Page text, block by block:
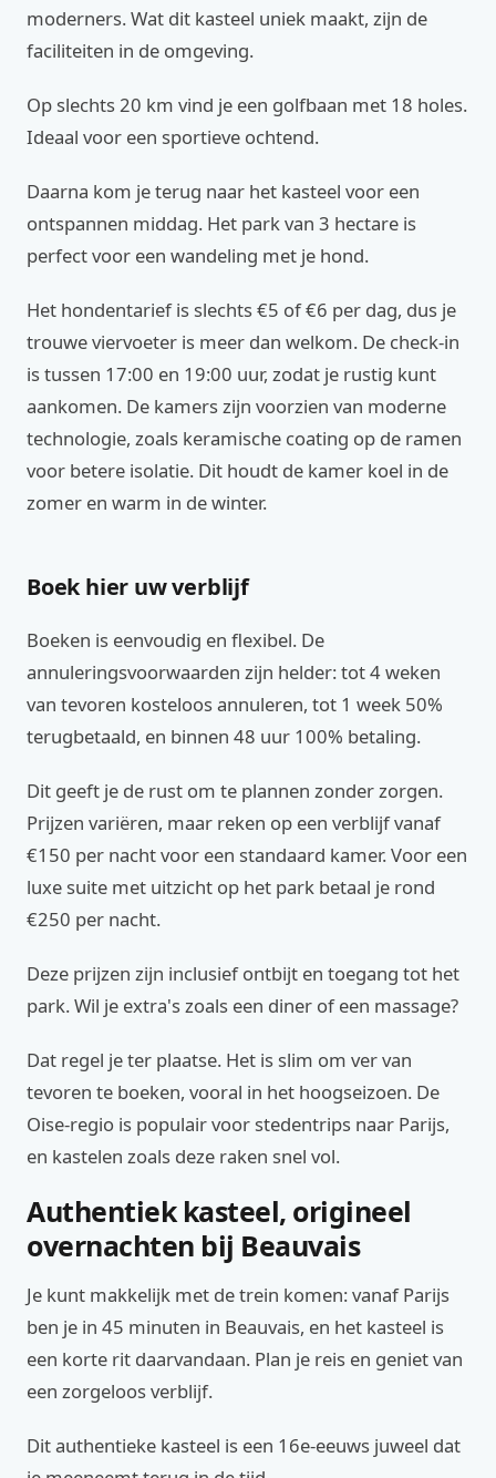
moderners. Wat dit kasteel uniek maakt, zijn de
faciliteiten in de omgeving.
Op slechts 20 km vind je een golfbaan met 18 holes.
Ideaal voor een sportieve ochtend.
Daarna kom je terug naar het kasteel voor een
ontspannen middag. Het park van 3 hectare is
perfect voor een wandeling met je hond.
Het hondentarief is slechts €5 of €6 per dag, dus je
trouwe viervoeter is meer dan welkom. De check-in
is tussen 17:00 en 19:00 uur, zodat je rustig kunt
aankomen. De kamers zijn voorzien van moderne
technologie, zoals keramische coating op de ramen
voor betere isolatie. Dit houdt de kamer koel in de
zomer en warm in de winter.
Boek hier uw verblijf
Boeken is eenvoudig en flexibel. De
annuleringsvoorwaarden zijn helder: tot 4 weken
van tevoren kosteloos annuleren, tot 1 week 50%
terugbetaald, en binnen 48 uur 100% betaling.
Dit geeft je de rust om te plannen zonder zorgen.
Prijzen variëren, maar reken op een verblijf vanaf
€150 per nacht voor een standaard kamer. Voor een
luxe suite met uitzicht op het park betaal je rond
€250 per nacht.
Deze prijzen zijn inclusief ontbijt en toegang tot het
park. Wil je extra's zoals een diner of een massage?
Dat regel je ter plaatse. Het is slim om ver van
tevoren te boeken, vooral in het hoogseizoen. De
Oise-regio is populair voor stedentrips naar Parijs,
en kastelen zoals deze raken snel vol.
Authentiek kasteel, origineel
overnachten bij Beauvais
Je kunt makkelijk met de trein komen: vanaf Parijs
ben je in 45 minuten in Beauvais, en het kasteel is
een korte rit daarvandaan. Plan je reis en geniet van
een zorgeloos verblijf.
Dit authentieke kasteel is een 16e-eeuws juweel dat